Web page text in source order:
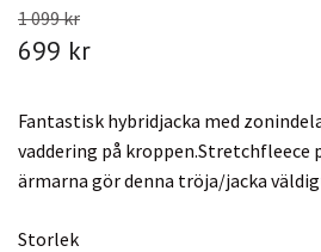
1 099 kr
699 kr
Fantastisk hybridjacka med
vaddering på kroppen.Stretchfleece
ärmarna gör denna tröja/jacka
Storlek